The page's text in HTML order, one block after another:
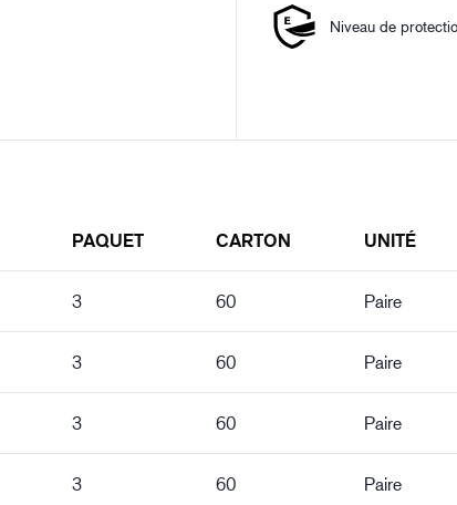
Niveau de
PAQUET CARTON UNITÉ
3 60 Paire
3 60 Paire
3 60 Paire
3 60 Paire